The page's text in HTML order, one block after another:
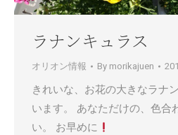
ラナンキュラス
オリオン情報 By morikajuen
きれいな、お花の大きなラナ
います。 あなただけの、色合
い。 お早めに